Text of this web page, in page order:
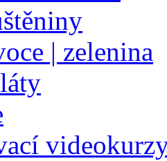
| zelenina